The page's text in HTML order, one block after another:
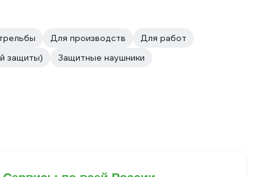
Для производств
Для работ
защиты)
Защитные наушники